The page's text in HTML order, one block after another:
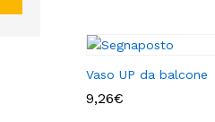
Vaso UP da balcone
9,26€
9,26€